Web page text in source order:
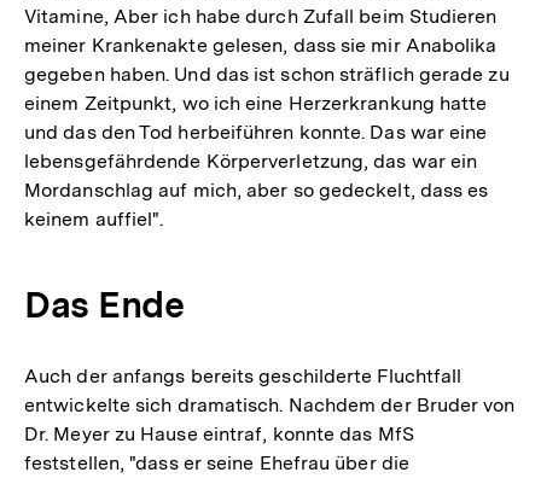
Vitamine, Aber ich habe durch Zufall beim Studieren
meiner Krankenakte gelesen, dass sie mir Anabolika
gegeben haben. Und das ist schon sträflich gerade zu
einem Zeitpunkt, wo ich eine Herzerkrankung hatte
und das den Tod herbeiführen konnte. Das war eine
lebensgefährdende Körperverletzung, das war ein
Mordanschlag auf mich, aber so gedeckelt, dass es
keinem auffiel".
Das Ende
Auch der anfangs bereits geschilderte Fluchtfall
entwickelte sich dramatisch. Nachdem der Bruder von
Dr. Meyer zu Hause eintraf, konnte das MfS
feststellen, "dass er seine Ehefrau über die